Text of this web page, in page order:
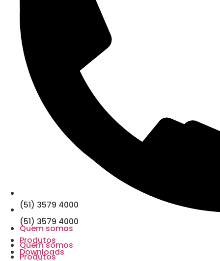
(51) 3579 4000
Quem somos
Produtos
Downloads
(51) 3579 4000
Quem somos
Produtos